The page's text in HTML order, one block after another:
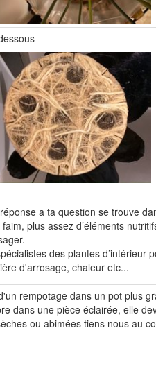
a ta question se trouve
plus assez d’éléments
des plantes d’intérieur
d'arrosage, chaleur etc...
rempotage dans un pot plus
dans une pièce éclairée, elle
ou abimées tiens nous au